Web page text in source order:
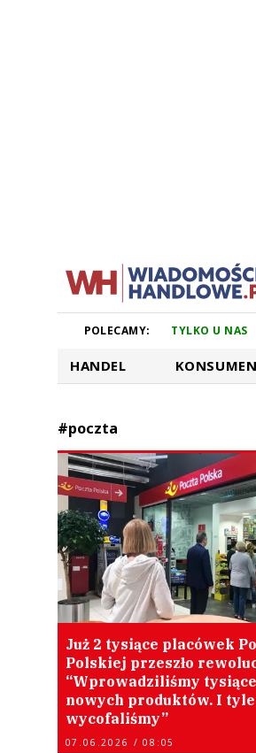
POLECAMY: TYLKO U NAS
HANDEL
#poczta
Już 2 tysiące placówek
Polskiej przeszło
“Wprowadziliśmy tysiące
nowych produktów. I tyle
wycofaliśmy”
07.06.2026 / 08:05